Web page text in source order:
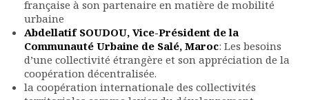
française à son partenaire en matière de mobilité
urbaine
Abdellatif SOUDOU, Vice-Président de la
Communauté Urbaine de Salé, Maroc: Les besoins
d’une collectivité étrangère et son appréciation de la
coopération décentralisée.
la coopération internationale des collectivités